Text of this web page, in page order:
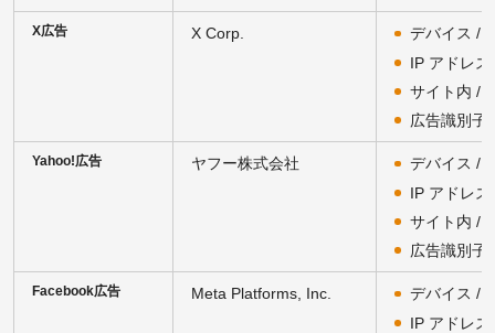
X広告 X Corp.
デバイス /
IP アドレス
サイト内 /
広告識別子
Yahoo!広告 ヤフー株式会社
デバイス /
IP アドレス
サイト内 /
広告識別子
Facebook広告 Meta Platforms, Inc.
デバイス /
IP アドレス